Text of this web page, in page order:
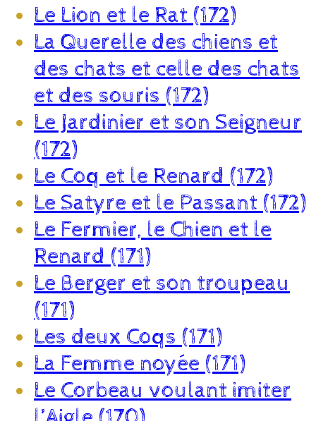
Le Lion et le Rat (172)
La Querelle des chiens et
des chats et celle des chats
et des souris (172)
Le Jardinier et son Seigneur
(172)
Le Coq et le Renard (172)
Le Satyre et le Passant (172)
Le Fermier, le Chien et le
Renard (171)
Le Berger et son troupeau
(171)
Les deux Coqs (171)
La Femme noyée (171)
Le Corbeau voulant imiter